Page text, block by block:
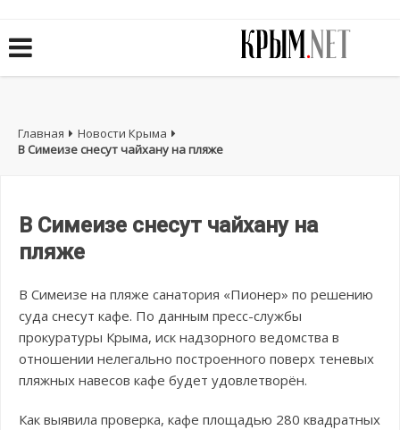
Главная
Новости Крыма
В Симеизе снесут чайхану на пляже
В Симеизе снесут чайхану на
пляже
В Симеизе на пляже санатория «Пионер» по решению
суда снесут кафе. По данным пресс-службы
прокуратуры Крыма, иск надзорного ведомства в
отношении нелегально построенного поверх теневых
пляжных навесов кафе будет удовлетворён.
Как выявила проверка, кафе площадью 280 квадратных